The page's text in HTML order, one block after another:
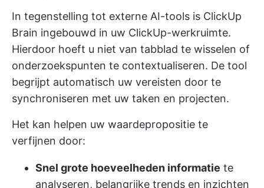
In tegenstelling tot externe AI-tools is ClickUp
Brain ingebouwd in uw ClickUp-werkruimte.
Hierdoor hoeft u niet van tabblad te wisselen of
onderzoekspunten te contextualiseren. De tool
begrijpt automatisch uw vereisten door te
synchroniseren met uw taken en projecten.
Het kan helpen uw waardepropositie te
verfijnen door:
Snel grote hoeveelheden informatie te
analyseren, belangrijke trends en inzichten